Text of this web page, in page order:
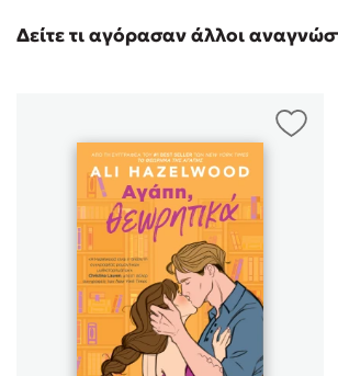
Δείτε τι αγόρασαν άλλοι